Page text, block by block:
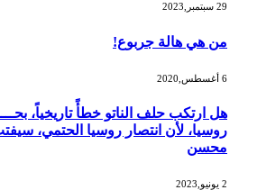
29 سبتمبر,2023
من هي هالة جربوع!
هل ارتكب حلف الناتو خطأً تاريخياً،
روسيا، لأن انتصار روسيا الحتمي،
محسن